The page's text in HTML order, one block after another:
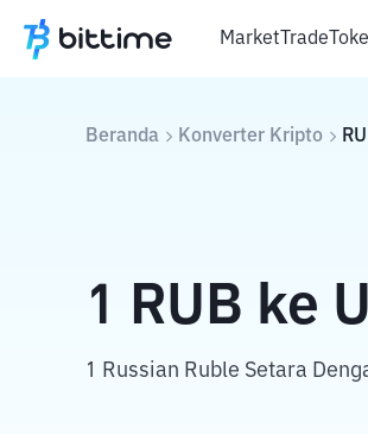
MarketTrade
Beranda Konverter Kripto
1 RUB ke
1 Russian Ruble Setara